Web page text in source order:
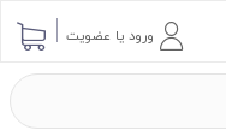
ورود یا عضویت